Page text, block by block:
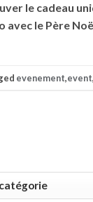
le cadeau
avec le Père
evenement,event,